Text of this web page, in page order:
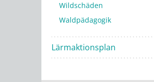
Wildschäden
Waldpädagogik
Lärmaktionsplan